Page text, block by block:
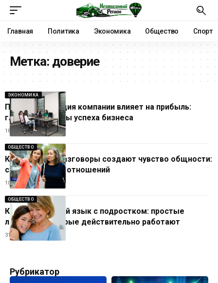
Главная Политика Экономика Общество Спорт
Метка: доверие
ЭКОНОМИКА
Почему репутация компании влияет на прибыль:
главные причины успеха бизнеса
18.07.2026
ОБЩЕСТВО
Как обычные разговоры создают чувство общности:
секрет крепких отношений
10.07.2026
ОБЩЕСТВО
Как найти общий язык с подростком: простые
лайфхаки, которые действительно работают
31.03.2026
Рубрикатор